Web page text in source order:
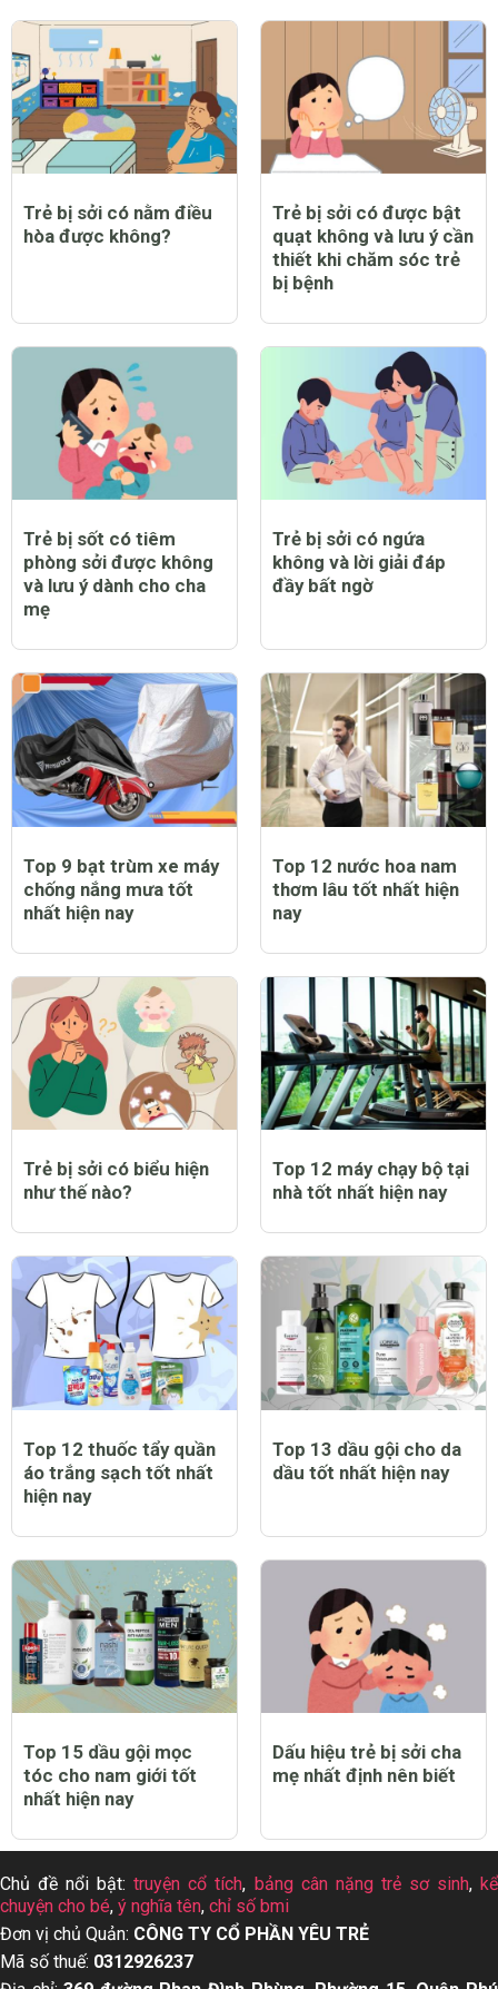
Trẻ bị sởi có nằm điều
hòa được không?
Trẻ bị sởi có được bật
quạt không và lưu ý cần
thiết khi chăm sóc trẻ
bị bệnh
Trẻ bị sốt có tiêm
phòng sởi được không
và lưu ý dành cho cha
mẹ
Trẻ bị sởi có ngứa
không và lời giải đáp
đầy bất ngờ
Top 9 bạt trùm xe máy
chống nắng mưa tốt
nhất hiện nay
Top 12 nước hoa nam
thơm lâu tốt nhất hiện
nay
Trẻ bị sởi có biểu hiện
như thế nào?
Top 12 máy chạy bộ tại
nhà tốt nhất hiện nay
Top 12 thuốc tẩy quần
áo trắng sạch tốt nhất
hiện nay
Top 13 dầu gội cho da
dầu tốt nhất hiện nay
Top 15 dầu gội mọc
tóc cho nam giới tốt
nhất hiện nay
Dấu hiệu trẻ bị sởi cha
mẹ nhất định nên biết
Chủ đề nổi bật:truyện cổ tích, bảng cân nặng trẻ sơ sinh,kể
chuyện cho bé, ý nghĩa tên, chỉ số bmi
Đơn vị chủ Quản: CÔNG TY CỔ PHẦN YÊU TRẺ
Mã số thuế: 0312926237